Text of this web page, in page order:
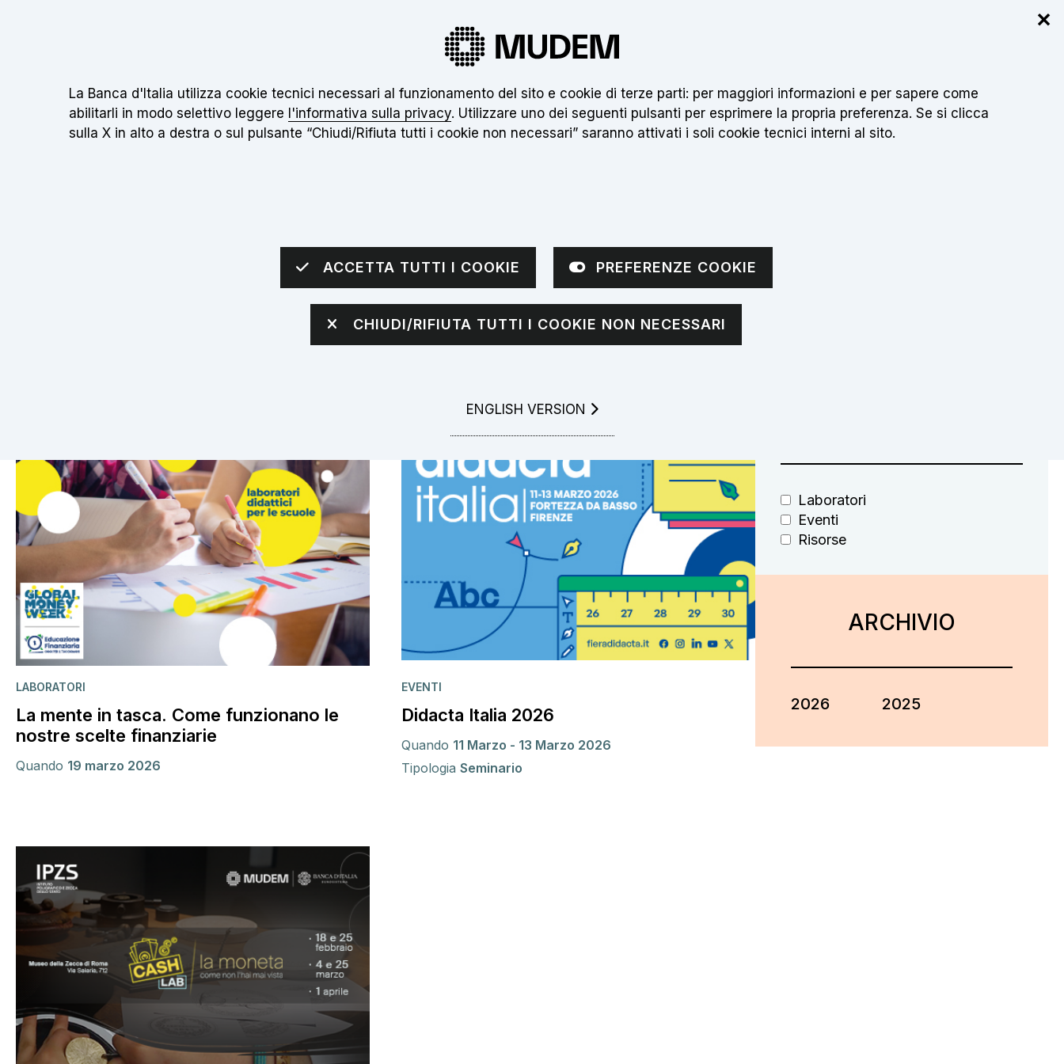
Il nuovo museo non è ancora aperto. Clicca
Inserisci testo da cercare
Cerca
Scuola secondaria di secondo grado 2026
LABORATORI
La mente in tasca. Come funzionano le
nostre scelte finanziarie
Quando 19 marzo 2026
EVENTI
Didacta Italia 2026
Quando 11 Marzo - 13 Marzo 2026
Tipologia Seminario
Laboratori
Eventi
Risorse
ARCHIVIO
2026 2025
✕
Informativa sui cookie:
La Banca d'Italia utilizza cookie tecnici necessari al funzionamento del sito e cookie di terze parti: per maggiori informazioni e per sapere come
abilitarli in modo selettivo leggere l'informativa sulla privacy. Utilizzare uno dei seguenti pulsanti per esprimere la propria preferenza. Se si clicca
sulla X in alto a destra o sul pulsante “Chiudi/Rifiuta tutti i cookie non necessari” saranno attivati i soli cookie tecnici interni al sito.
ACCETTA TUTTI I COOKIE PREFERENZE COOKIE
CHIUDI/RIFIUTA TUTTI I COOKIE NON NECESSARI
GO TO
ENGLISH VERSION